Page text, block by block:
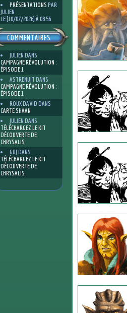
PRÉSENTATIONS PAR
JULIEN
LE [10/07/2026] À 08:56
COMMENTAIRES
JULIEN DANS
CAMPAGNE RÉVOLUTION :
ÉPISODE 1
ASTRENUIT DANS
CAMPAGNE RÉVOLUTION :
ÉPISODE 1
ROUX DAVID DANS
CARTE SHAAN
JULIEN DANS
TÉLÉCHARGEZ LE KIT
DÉCOUVERTE DE
CHRYSALIS
GUJ DANS
TÉLÉCHARGEZ LE KIT
DÉCOUVERTE DE
CHRYSALIS